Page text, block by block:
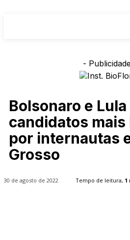
-
Bolsonaro e Lula
candidatos
por internautas
Grosso
30 de agosto de 2022 Tempo de leitura, 1